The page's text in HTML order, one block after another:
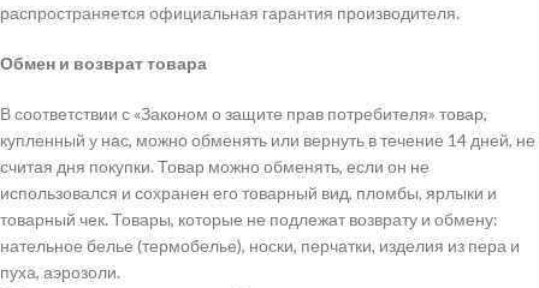
распространяется официальная гарантия производителя.
Обмен и возврат товара
В соответствии с «Законом о защите прав потребителя» товар,
купленный у нас, можно обменять или вернуть в течение 14 дней, не
считая дня покупки. Товар можно обменять, если он не
использовался и сохранен его товарный вид, пломбы, ярлыки и
товарный чек. Товары, которые не подлежат возврату и обмену:
нательное белье (термобелье), носки, перчатки, изделия из пера и
пуха, аэрозоли.